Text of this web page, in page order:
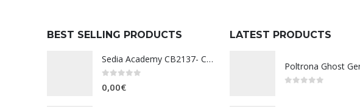
BEST SELLING PRODUCTS
Sedia Academy CB2137- Connubia
0,00€
LATEST PRODUCTS
Poltrona Ghost